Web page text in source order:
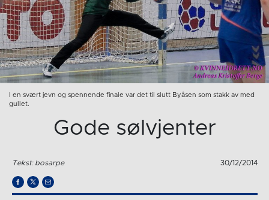
I en svært jevn og spennende finale var det til slutt Byåsen som stakk av med
gullet.
Gode sølvjenter
Tekst: bosarpe 30/12/2014